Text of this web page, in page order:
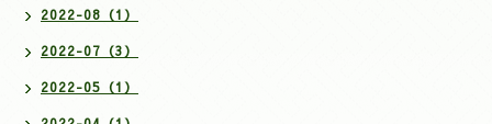
2022-08（1）
2022-07（3）
2022-05（1）